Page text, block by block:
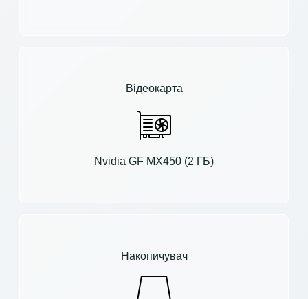
Відеокарта
Nvidia GF MX450 (2 ГБ)
Накопичувач